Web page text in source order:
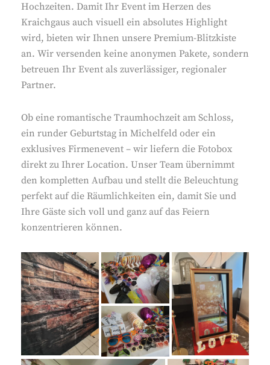
Hochzeiten. Damit Ihr Event im Herzen des
Kraichgaus auch visuell ein absolutes Highlight
wird, bieten wir Ihnen unsere Premium-Blitzkiste
an. Wir versenden keine anonymen Pakete, sondern
betreuen Ihr Event als zuverlässiger, regionaler
Partner.
Ob eine romantische Traumhochzeit am Schloss,
ein runder Geburtstag in Michelfeld oder ein
exklusives Firmenevent – wir liefern die Fotobox
direkt zu Ihrer Location. Unser Team übernimmt
den kompletten Aufbau und stellt die Beleuchtung
perfekt auf die Räumlichkeiten ein, damit Sie und
Ihre Gäste sich voll und ganz auf das Feiern
konzentrieren können.